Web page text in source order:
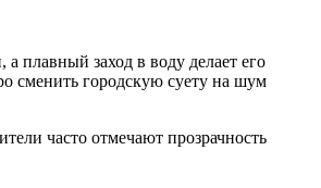
плавный заход в воду делает его
сменить городскую суету на шум
часто отмечают прозрачность